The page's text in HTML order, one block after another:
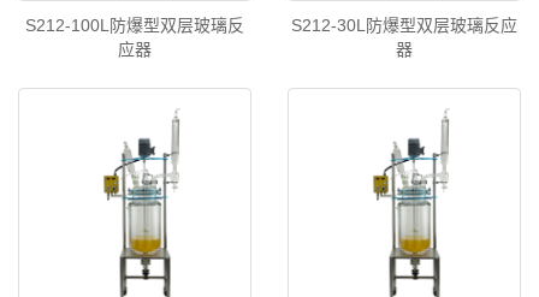
S212-100L防爆型双层玻璃反
应器
S212-30L防爆型双层玻璃反应
器